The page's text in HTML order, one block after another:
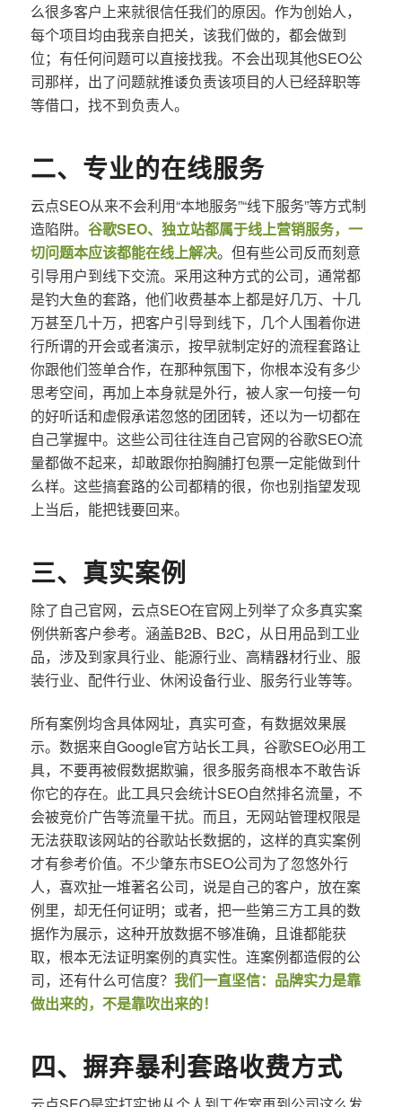
么很多客户上来就很信任我们的原因。作为创始人，
每个项目均由我亲自把关，该我们做的，都会做到
位；有任何问题可以直接找我。不会出现其他SEO公
司那样，出了问题就推诿负责该项目的人已经辞职等
等借口，找不到负责人。
二、专业的在线服务
云点SEO从来不会利用“本地服务”“线下服务”等方式制
造陷阱。 谷歌SEO、独立站都属于线上营销服务，一
切问题本应该都能在线上解决。但有些公司反而刻意
引导用户到线下交流。采用这种方式的公司，通常都
是钓大鱼的套路，他们收费基本上都是好几万、十几
万甚至几十万，把客户引导到线下，几个人围着你进
行所谓的开会或者演示，按早就制定好的流程套路让
你跟他们签单合作，在那种氛围下，你根本没有多少
思考空间，再加上本身就是外行，被人家一句接一句
的好听话和虚假承诺忽悠的团团转，还以为一切都在
自己掌握中。这些公司往往连自己官网的谷歌SEO流
量都做不起来，却敢跟你拍胸脯打包票一定能做到什
么样。这些搞套路的公司都精的很，你也别指望发现
上当后，能把钱要回来。
三、真实案例
除了自己官网，云点SEO在官网上列举了众多真实案
例供新客户参考。涵盖B2B、B2C，从日用品到工业
品，涉及到家具行业、能源行业、高精器材行业、服
装行业、配件行业、休闲设备行业、服务行业等等。
所有案例均含具体网址，真实可查，有数据效果展
示。数据来自Google官方站长工具，谷歌SEO必用工
具，不要再被假数据欺骗，很多服务商根本不敢告诉
你它的存在。此工具只会统计SEO自然排名流量，不
会被竞价广告等流量干扰。而且，无网站管理权限是
无法获取该网站的谷歌站长数据的，这样的真实案例
才有参考价值。不少肇东市SEO公司为了忽悠外行
人，喜欢扯一堆著名公司，说是自己的客户，放在案
例里，却无任何证明；或者，把一些第三方工具的数
据作为展示，这种开放数据不够准确，且谁都能获
取，根本无法证明案例的真实性。连案例都造假的公
司，还有什么可信度？ 我们一直坚信：品牌实力是靠
做出来的，不是靠吹出来的！
四、摒弃暴利套路收费方式